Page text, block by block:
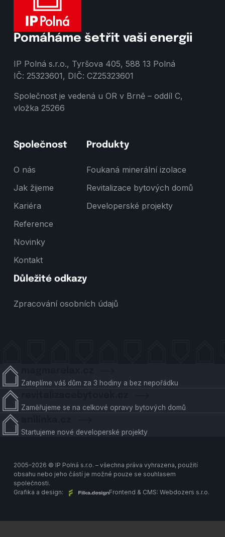
Pomáháme šetřit vaši energii
IP Polná s.r.o., Tyršova 405, 588 13 Polná
IČ: 25323601, DIČ: CZ25323601
Společnost je vedená u OR v Brně – oddíl C,
vložka 25266
Společnost
O nás
Jak žijeme
Kariéra
Reference
Novinky
Kontakt
Produkty
Foukaná minerální izolace
Revitalizace bytových domů
Developerské projekty
Důležité odkazy
Zpracování osobních údajů
Zateplíme váš dům za 3 hodiny a bez nepořádku
Zaměřujeme se na celkové opravy bytových domů
Startujeme nové developerské projekty
2005–2026 © IP Polná s.r.o. – všechna práva vyhrazena, použití
obsahu nebo jeho částí je možné pouze se souhlasem
společnosti.
Grafika a design:
Frontend & CMS: Webdozers s.r.o.